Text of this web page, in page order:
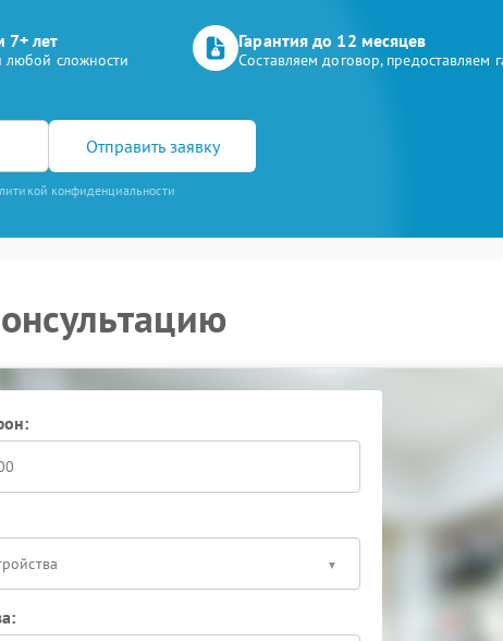
7+ лет
любой сложности
Гарантия до 12 месяцев
Составляем договор, предоставляем
Отправить заявку
конфиденциальности